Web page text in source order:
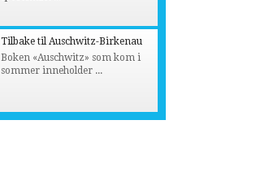
Tilbake til Auschwitz-Birkenau
Boken «Auschwitz» som kom i
sommer inneholder ...